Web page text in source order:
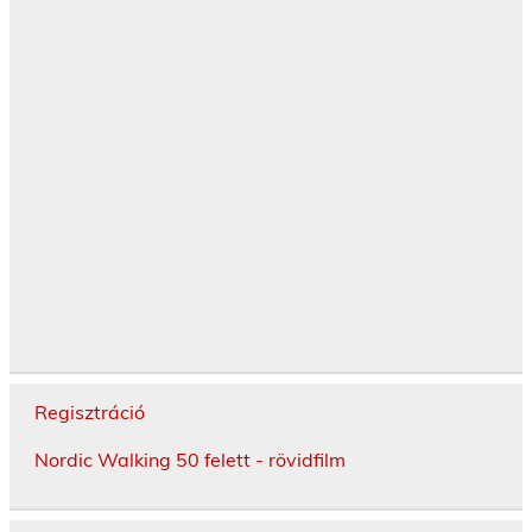
Regisztráció
Nordic Walking 50 felett - rövidfilm